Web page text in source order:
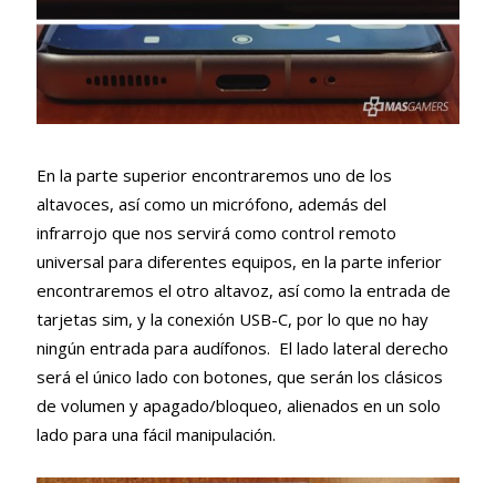
En la parte superior encontraremos uno de los
altavoces, así como un micrófono, además del
infrarrojo que nos servirá como control remoto
universal para diferentes equipos, en la parte inferior
encontraremos el otro altavoz, así como la entrada de
tarjetas sim, y la conexión USB-C, por lo que no hay
ningún entrada para audífonos. El lado lateral derecho
será el único lado con botones, que serán los clásicos
de volumen y apagado/bloqueo, alienados en un solo
lado para una fácil manipulación.